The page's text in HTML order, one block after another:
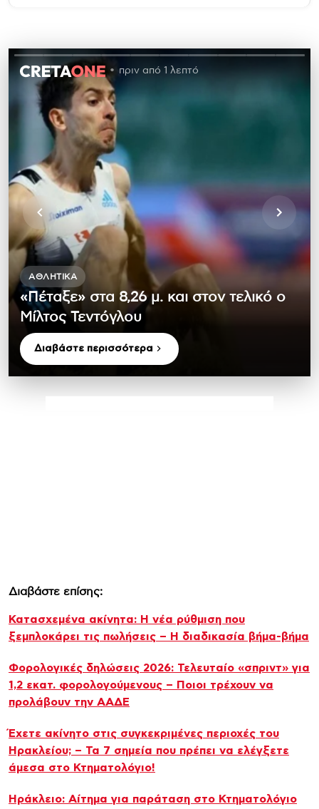
πριν από 1 λεπτό
ΑΘΛΗΤΙΚΆ
«Πέταξε» στα 8,26 μ. και στον τελικό ο
Μίλτος Τεντόγλου
Διαβάστε περισσότερα
Διαβάστε επίσης:
Κατασχεμένα ακίνητα: Η νέα ρύθμιση που
ξεμπλοκάρει τις πωλήσεις – Η διαδικασία βήμα-βήμα
Φορολογικές δηλώσεις 2026: Τελευταίο «σπριντ» για
1,2 εκατ. φορολογούμενους – Ποιοι τρέχουν να
προλάβουν την ΑΑΔΕ
Έχετε ακίνητο στις συγκεκριμένες περιοχές του
Ηρακλείου; – Τα 7 σημεία που πρέπει να ελέγξετε
άμεσα στο Κτηματολόγιο!
Ηράκλειο: Αίτημα για παράταση στο Κτηματολόγιο